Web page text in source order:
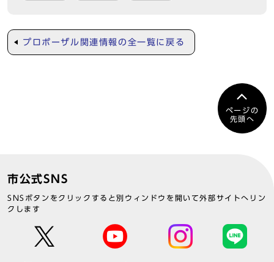
プロポーザル関連情報の全一覧に戻る
ページの
先頭へ
市公式SNS
SNSボタンをクリックすると別ウィンドウを開いて外部サイトへリン
クします